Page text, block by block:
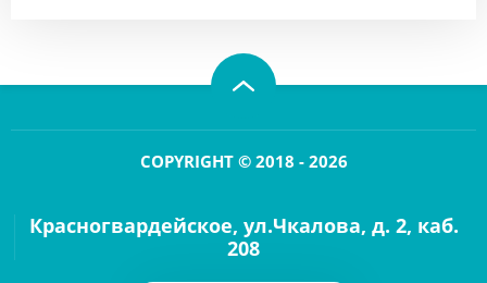
COPYRIGHT © 2018 - 2026
Красногвардейское, ул.Чкалова, д. 2, каб.
208